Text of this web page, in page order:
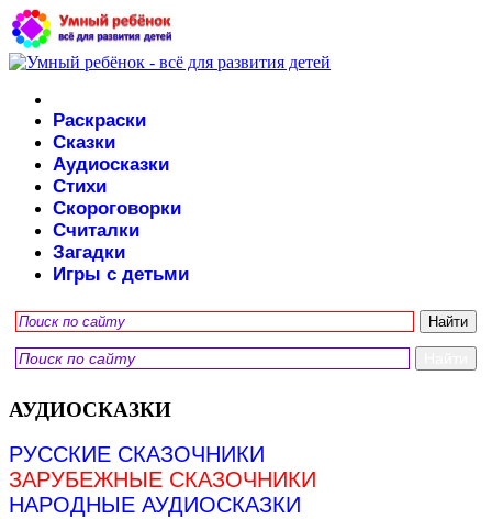
Раскраски
Сказки
Аудиосказки
Стихи
Скороговорки
Считалки
Загадки
Игры с детьми
АУДИОСКАЗКИ
РУССКИЕ СКАЗОЧНИКИ
ЗАРУБЕЖНЫЕ СКАЗОЧНИКИ
НАРОДНЫЕ АУДИОСКАЗКИ